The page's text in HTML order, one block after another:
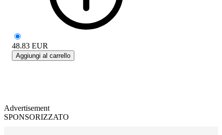
48.83 EUR
Aggiungi al carrello
Advertisement
SPONSORIZZATO